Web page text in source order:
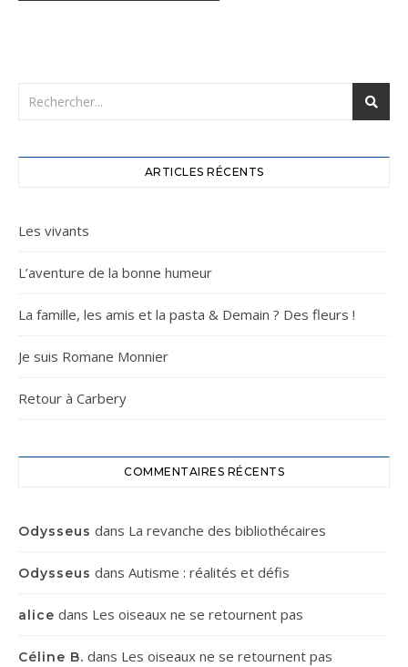
ARTICLES RÉCENTS
Les vivants
L’aventure de la bonne humeur
La famille, les amis et la pasta & Demain ? Des fleurs !
Je suis Romane Monnier
Retour à Carbery
COMMENTAIRES RÉCENTS
Odysseus dans La revanche des bibliothécaires
Odysseus dans Autisme : réalités et défis
alice dans Les oiseaux ne se retournent pas
Céline B. dans Les oiseaux ne se retournent pas